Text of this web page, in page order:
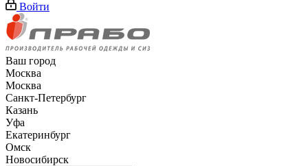
Войти
Ваш город
Москва
Москва
Санкт-Петербург
Казань
Уфа
Екатеринбург
Омск
Новосибирск